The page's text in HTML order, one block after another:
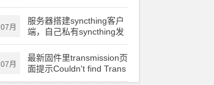
文件夹的同步 利用Syncthi
ng备份到云储存
07月
服务器搭建syncthing客户
端，自己私有syncthing发
现服务器和中继服务器
07月
最新固件里transmission页
面提示Couldn't find Trans
mission's web interface fil